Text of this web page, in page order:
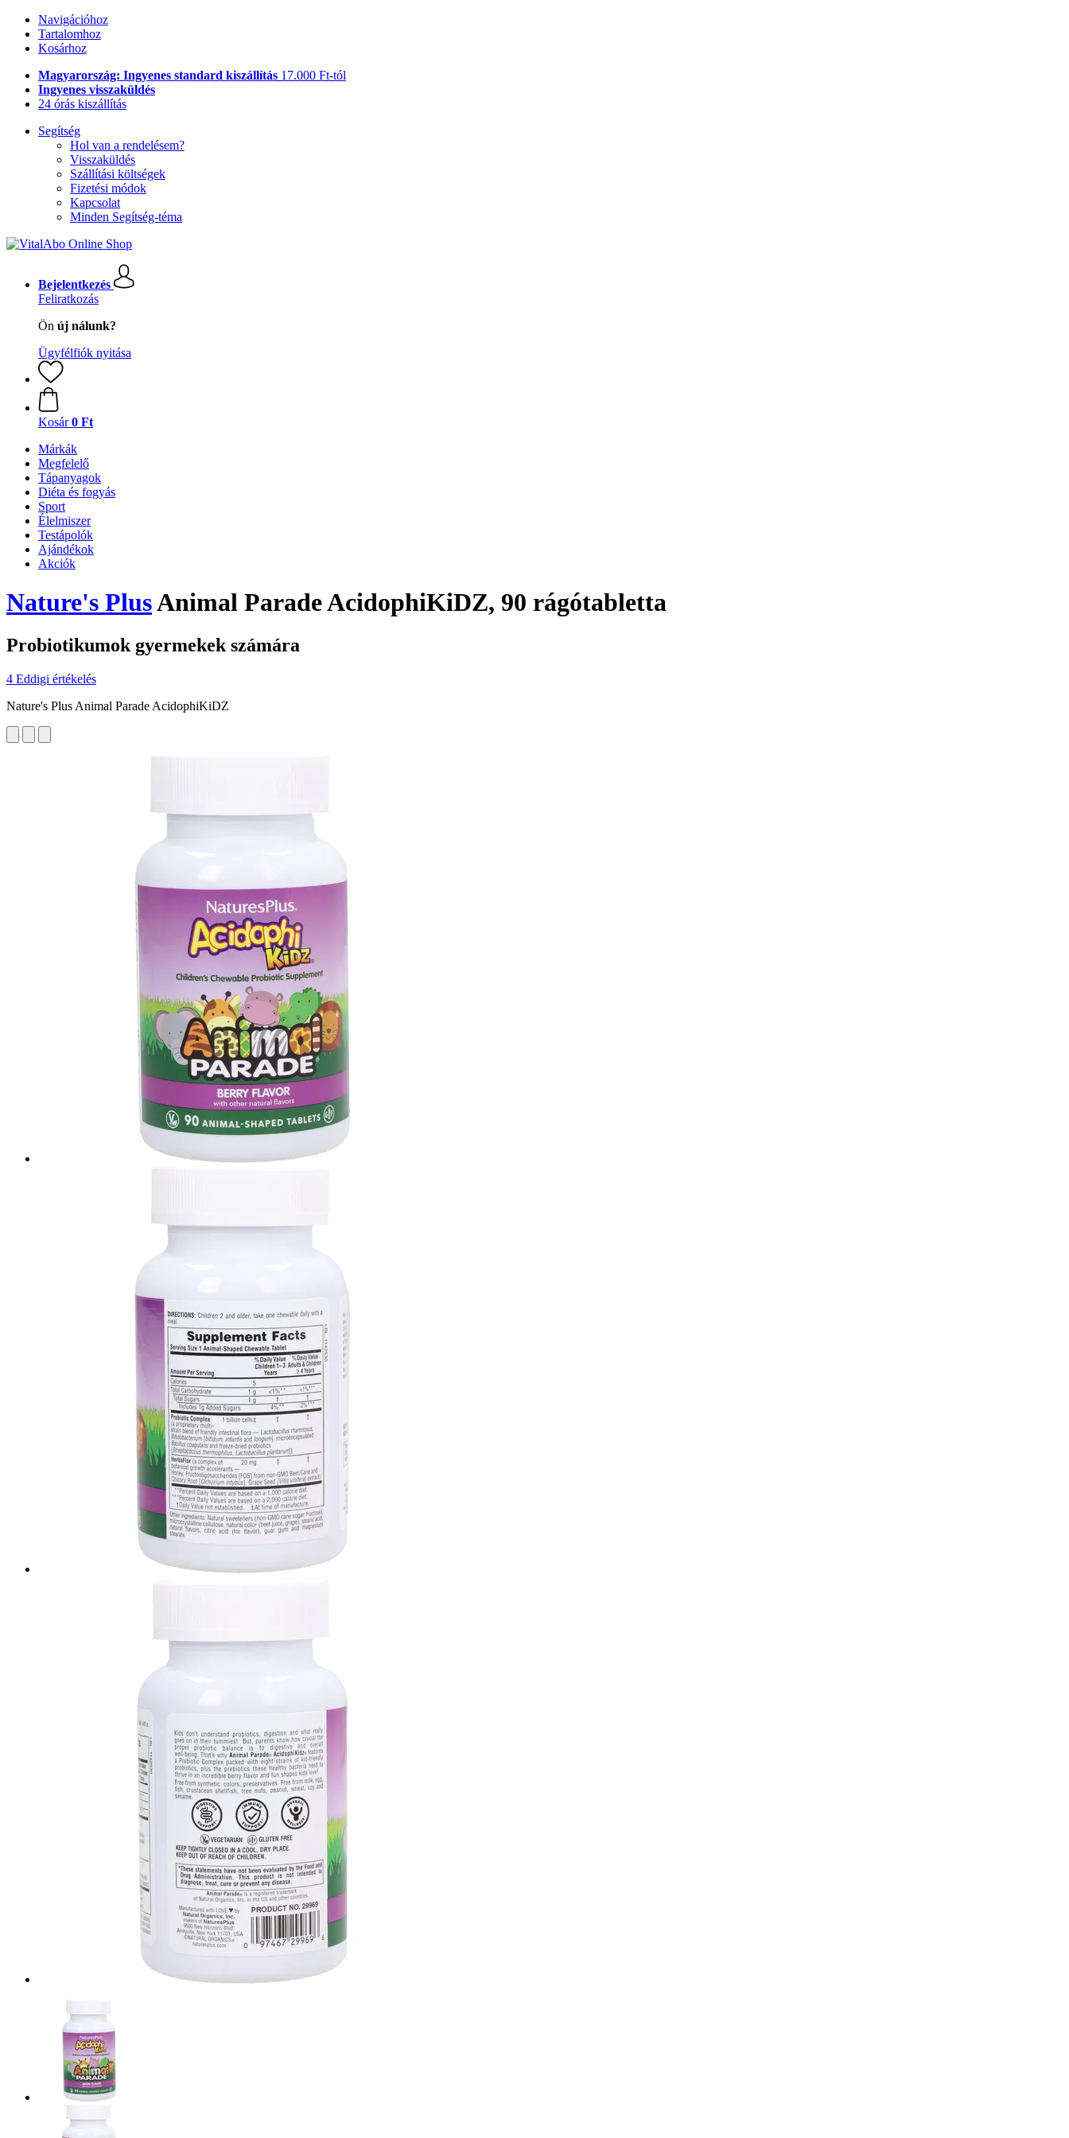
Navigációhoz
Tartalomhoz
Kosárhoz
Magyarország: Ingyenes standard kiszállítás 17.000 Ft-tól
Ingyenes visszaküldés
24 órás kiszállítás
Segítség
Hol van a rendelésem?
Visszaküldés
Szállítási költségek
Fizetési módok
Kapcsolat
Minden Segítség-téma
Bejelentkezés
Feliratkozás
Ön új nálunk?
Ügyfélfiók nyitása
Kosár 0 Ft
Márkák
Megfelelő
Tápanyagok
Diéta és fogyás
Sport
Élelmiszer
Testápolók
Ajándékok
Akciók
Nature's PlusAnimal Parade AcidophiKiDZ, 90 rágótabletta
Probiotikumok gyermekek számára
4 Eddigi értékelés
Nature's Plus Animal Parade AcidophiKiDZ